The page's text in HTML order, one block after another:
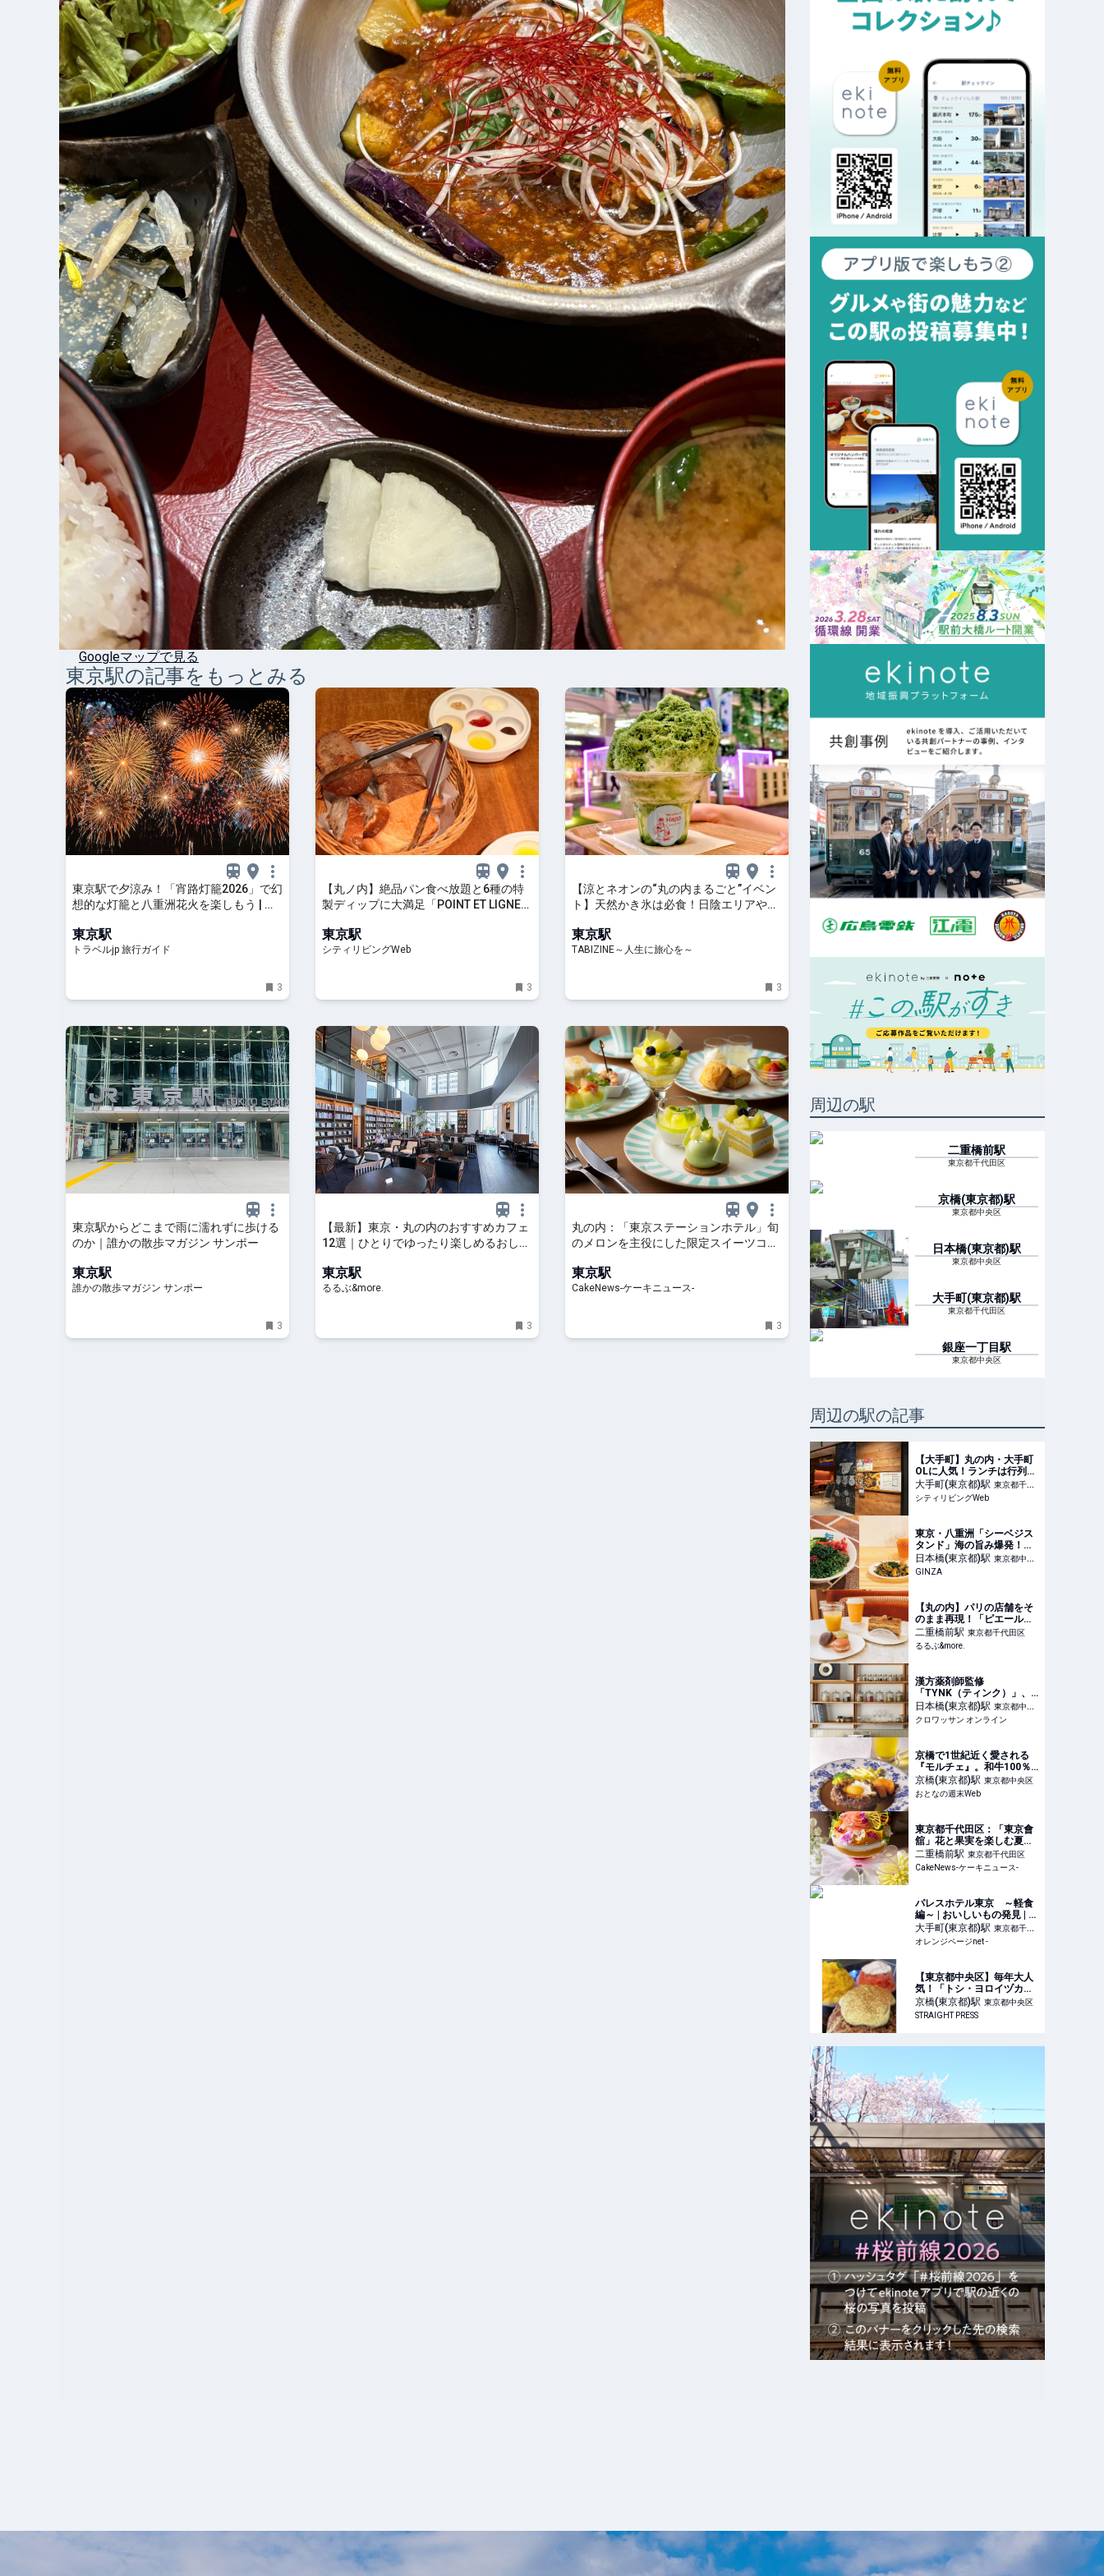
Googleマップで見る
東京駅の記事をもっとみる
東京駅で夕涼み！「宵路灯籠2026」で幻
想的な灯籠と八重洲花火を楽しもう | 東
東京駅
トラベルjp 旅行ガイド
3
【丸ノ内】絶品パン食べ放題と6種の特
製ディップに大満足「POINT ET LIGNE」
東京駅
シティリビングWeb
3
【涼とネオンの“丸の内まるごと”イベン
ト】天然かき氷は必食！日陰エリアや冷
「MARUNOUCHI SUMMER FEST」｜8月
23日まで | TABIZINE～人生に旅心を～
東京駅
TABIZINE～人生に旅心を～
3
東京駅からどこまで雨に濡れずに歩ける
のか｜誰かの散歩マガジン サンポー
東京駅
誰かの散歩マガジン サンポー
3
【最新】東京・丸の内のおすすめカフェ
12選｜ひとりでゆったり楽しめるおしゃ
優雅なホテルラウンジまで！｜るるぶ
&more.
東京駅
るるぶ&more.
3
丸の内：「東京ステーションホテル」旬
のメロンを主役にした限定スイーツコレ
東京駅
CakeNews-ケーキニュース-
3
周辺の駅
二重橋前駅
東京都千代田区
京橋(東京都)駅
東京都中央区
日本橋(東京都)駅
東京都中央区
大手町(東京都)駅
東京都千代田区
銀座一丁目駅
東京都中央区
周辺の駅の記事
【大手町】丸の内・大手町
OLに人気！ランチは行列必
須のスペイン料理店｜シテ
ィリビングWeb
大手町(東京都)駅 東京都千代
田区
シティリビングWeb
東京・八重洲「シーベジス
タンド」海の旨み爆発！ヘ
ルシーで美味しい海藻天国
日本橋(東京都)駅 東京都中央
区
GINZA
【丸の内】パリの店舗をそ
のまま再現！「ピエール・
エルメ・パリ 丸の内」で限
定スイーツ＆ドリンクを堪
能｜るるぶ&more.
二重橋前駅 東京都千代田区
るるぶ&more.
漢方薬剤師監修
「TYNK（ティンク）」、
ひと味違うクラフトハーブ
ティーのひみつ | フード | ク
ロワッサン オンライン
日本橋(東京都)駅 東京都中央
区
クロワッサン オンライン
京橋で1世紀近く愛される
『モルチェ』。和牛100％
のハンバーグと樽生ビール
が極楽すぎる
京橋(東京都)駅 東京都中央区
おとなの週末Web
東京都千代田区：「東京會
舘」花と果実を楽しむ夏色
ブーケパフェなど夏季限定
スイーツ、6月1日より順次
二重橋前駅 東京都千代田区
CakeNews-ケーキニュース-
パレスホテル東京 ～軽食
編～ | おいしいもの発見 | オ
レンジページnet
大手町(東京都)駅 東京都千代
田区
オレンジページnet -
【東京都中央区】毎年大人
気！「トシ・ヨロイヅカ」
ならではのリッチなかき氷
の新作が登場
京橋(東京都)駅 東京都中央区
STRAIGHT PRESS